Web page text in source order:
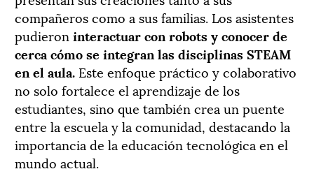
compañeros como a sus familias. Los asistentes
pudieron interactuar con robots y conocer de
cerca cómo se integran las disciplinas STEAM
en el aula. Este enfoque práctico y colaborativo
no solo fortalece el aprendizaje de los
estudiantes, sino que también crea un puente
entre la escuela y la comunidad, destacando la
importancia de la educación tecnológica en el
mundo actual.